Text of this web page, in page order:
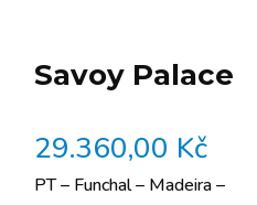
Savoy Palace
29.360,00 Kč
PT – Funchal – Madeira –